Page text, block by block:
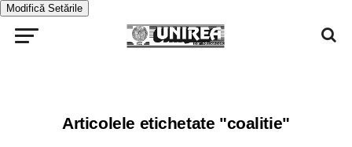
Modifică Setările
Articolele etichetate "coalitie"